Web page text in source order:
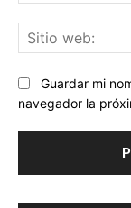
Guardar mi
navegador la